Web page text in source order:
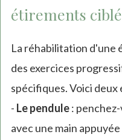
étirements
La réhabilitation d'une
des exercices
spécifiques. Voici deux
- Le pendule:
avec une main